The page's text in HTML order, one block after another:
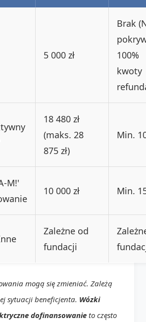
5 000 zł
Brak
100%
kwoty
18 480 zł
(maks. 28
875 zł)
Min.
M!'
10 000 zł Min.
Zależne od
fundacji
mogą się zmieniać. Zależą
sytuacji beneficjenta. Wózki
dofinansowanie to często